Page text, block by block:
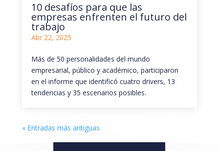
10 desafíos para que las
empresas enfrenten el futuro del
trabajo
Abr 22, 2025
Más de 50 personalidades del mundo
empresarial, público y académico, participaron
en el informe que identificó cuatro drivers, 13
tendencias y 35 escenarios posibles.
« Entradas más antiguas